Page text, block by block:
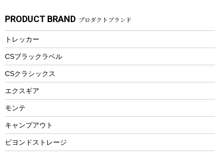
マグカップ、カップ
ステンレスボトル
フードボトル
トレー
ランチョンマット
ランチボックス
スプレー関係
ツール、他
ヘルメット
エアーポンプ
アクセサリー
自転車ウェア
パラソル
フローティングベスト
ヘルメット
エアーポンプ
ビーチテント
ウィンター
スノーシュー
防寒ウェア
湯たんぽ
防災用品
PRODUCT BRAND プロダクトブランド
トレッカー
CSブラックラベル
CSクラシックス
エクスギア
モンテ
キャンプアウト
ビヨンドストレージ